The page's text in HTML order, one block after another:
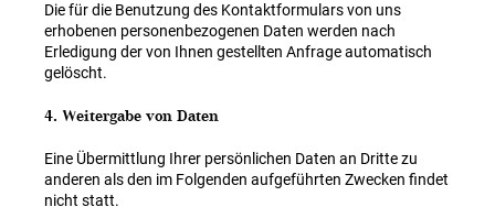
Die für die Benutzung des Kontaktformulars von uns
erhobenen personenbezogenen Daten werden nach
Erledigung der von Ihnen gestellten Anfrage automatisch
gelöscht.
4. Weitergabe von Daten
Eine Übermittlung Ihrer persönlichen Daten an Dritte zu
anderen als den im Folgenden aufgeführten Zwecken findet
nicht statt.